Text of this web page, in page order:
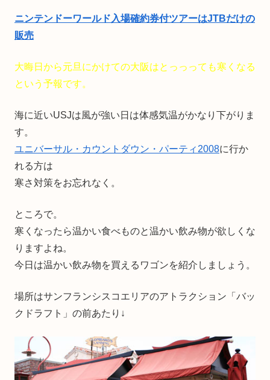
ニンテンドーワールド入場確約券付ツアーはJTBだけの
販売
大晦日から元旦にかけての大阪はとっっっても寒くなる
という予報です。
海に近いUSJは風が強い日は体感気温がかなり下がりま
す。
ユニバーサル・カウントダウン・パーティ2008に行か
れる方は
寒さ対策をお忘れなく。
ところで。
寒くなったら温かい食べものと温かい飲み物が欲しくな
りますよね。
今日は温かい飲み物を買えるワゴンを紹介しましょう。
場所はサンフランシスコエリアのアトラクション「バッ
クドラフト」の前あたり↓